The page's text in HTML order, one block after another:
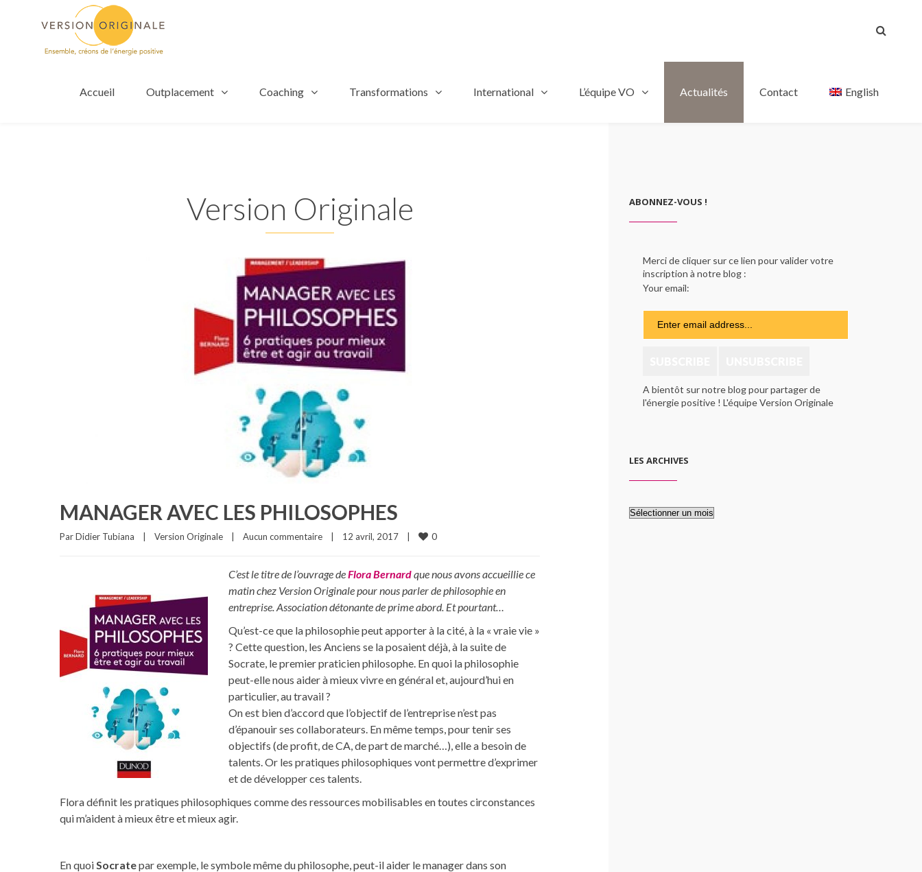
Accueil Outplacement Coaching Transformations International L’équipe VO Actualités Contact English
Version Originale
MANAGER AVEC LES PHILOSOPHES
Par Didier Tubiana | Version Originale | Aucun commentaire | 12 avril, 2017 | 0
C’est le titre de l’ouvrage deFlora Bernardque nous avons accueillie ce
matin chez Version Originale pour nous parler de philosophie en
entreprise. Association détonante de prime abord. Et pourtant…
Qu’est-ce que la philosophie peut apporter à la cité, à la « vraie vie »
? Cette question, les Anciens se la posaient déjà, à la suite de
Socrate, le premier praticien philosophe. En quoi la philosophie
peut-elle nous aider à mieux vivre en général et, aujourd’hui en
particulier, au travail ?
On est bien d’accord que l’objectif de l’entreprise n’est pas
d’épanouir ses collaborateurs. En même temps, pour tenir ses
objectifs (de profit, de CA, de part de marché…), elle a besoin de
talents. Or les pratiques philosophiques vont permettre d’exprimer
et de développer ces talents.
Flora définit les pratiques philosophiques comme des ressources mobilisables en toutes circonstances
qui m’aident à mieux être et mieux agir.
En quoi Socratepar exemple, le symbole même du philosophe, peut-il aider le manager dans son
ABONNEZ-VOUS !
Merci de cliquer sur ce lien pour valider votre
inscription à notre blog :
Your email:
A bientôt sur notre blog pour partager de
l'énergie positive ! L'équipe Version Originale
LES ARCHIVES
Les